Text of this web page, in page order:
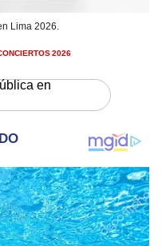
Lima 2026.
2026
en